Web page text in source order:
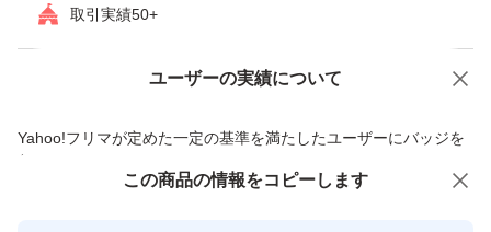
取引実績50+
ユーザーの実績について
Yahoo!フリマが定めた一定の基準を満たしたユーザーにバッジを
付与しています
価格の相談 商品への質問
この商品の情報をコピーします
この商品をみている人にオススメ